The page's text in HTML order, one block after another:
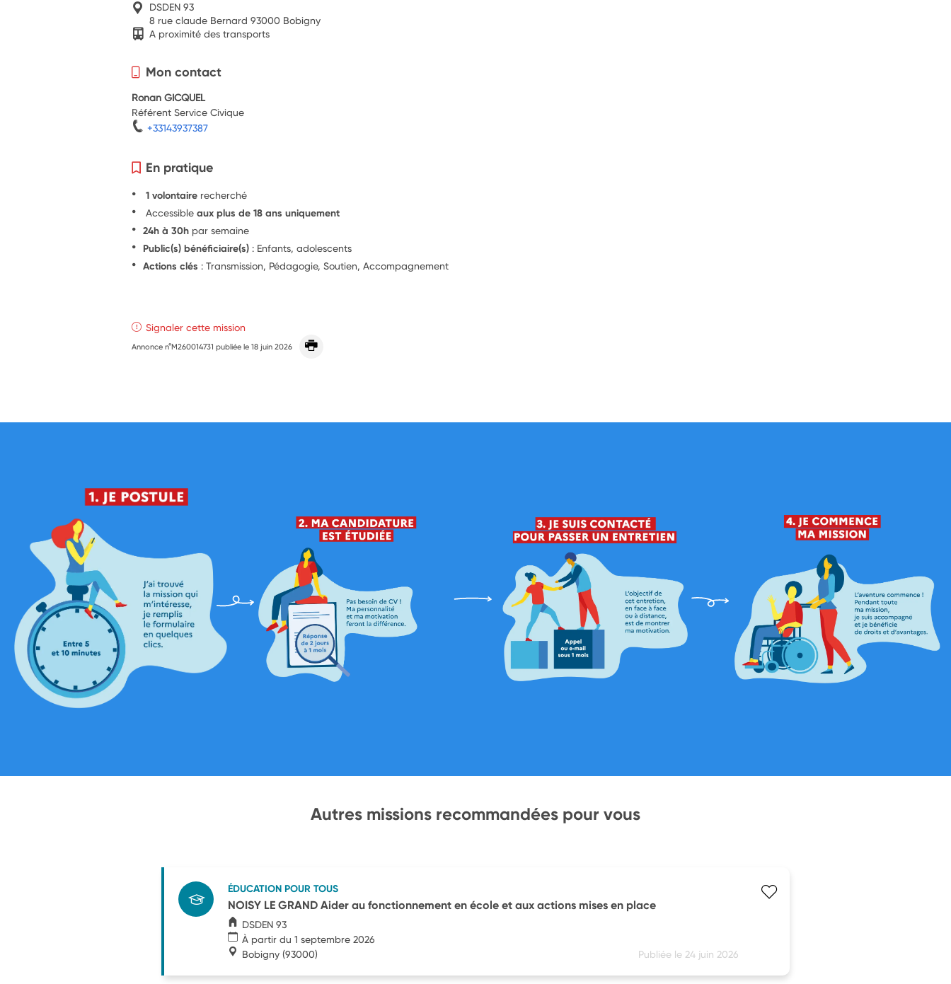
DSDEN 93
8 rue claude Bernard 93000 Bobigny
A proximité des transports
Mon contact
Ronan GICQUEL
Référent Service Civique
+33143937387
En pratique
1 volontaire recherché
Accessibleaux plus de 18 ans uniquement
24h à 30h par semaine
Public(s) bénéficiaire(s) : Enfants, adolescents
Actions clés : Transmission, Pédagogie, Soutien, Accompagnement
Signaler cette mission
Annonce n°M260014731 publiée le18 juin 2026
Autres missions recommandées pour vous
ÉDUCATION POUR TOUS
NOISY LE GRAND Aider au fonctionnement en école et aux actions mises en place
DSDEN 93
À partir du 1 septembre 2026
Bobigny (93000) Publiée le 24 juin 2026